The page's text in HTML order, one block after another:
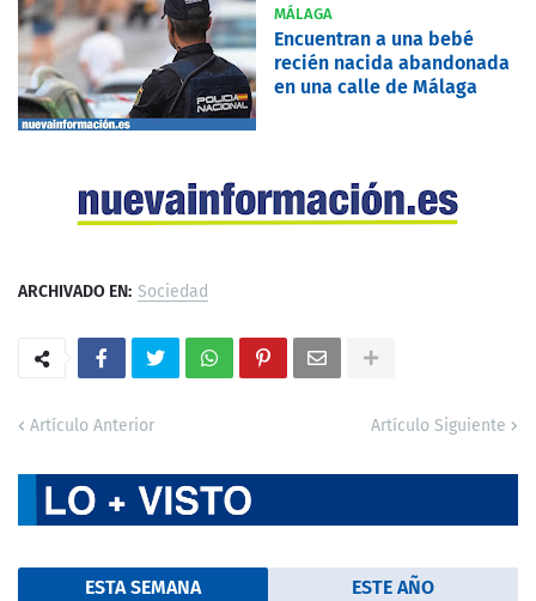
MÁLAGA
Encuentran a una bebé
recién nacida abandonada
en una calle de Málaga
ARCHIVADO EN: Sociedad
Artículo Anterior Artículo Siguiente
ESTA SEMANA ESTE AÑO